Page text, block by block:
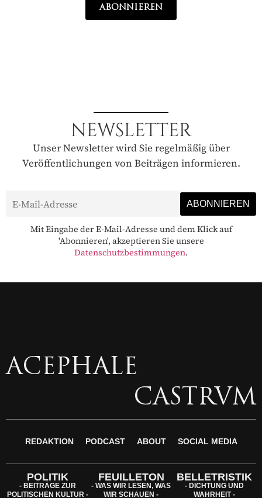
ABONNIEREN
NEWSLETTER
Unser Newsletter wird Sie regelmäßig über
Veröffentlichungen von Beiträgen informieren.
Mit Eingabe der E-Mail-Adresse und dem Klick auf
'Abonnieren', akzeptieren Sie unsere
Datenschutzbestimmungen.
ACEPHALE
CASTRVM
REDAKTION PODCAST ABOUT SOCIAL MEDIA
POLITIK
- BEITRÄGE ZUR
POLITISCHEN KULTUR -
FEUILLETON
- WAS WIR LESEN, WAS
WIR SCHAUEN -
BELLETRISTIK
- DICHTUNG UND
WAHRHEIT -